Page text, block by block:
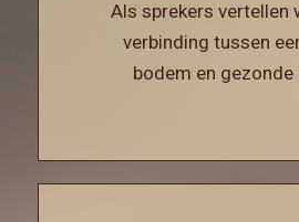
Als sprekers vertellen
verbinding tussen
bodem en gezonde